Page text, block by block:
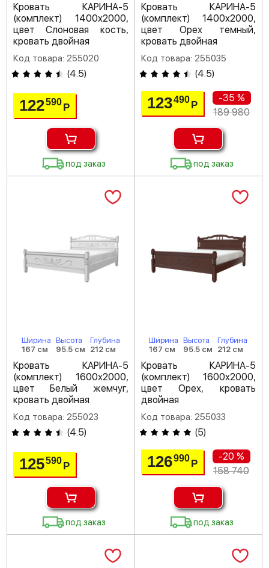
Кровать КАРИНА-5
(комплект) 1400х2000,
цвет Слоновая кость,
кровать двойная
Код товара: 255020
(4.5)
122590Р
под заказ
Кровать КАРИНА-5
(комплект) 1400х2000,
цвет Орех темный,
кровать двойная
Код товара: 255035
(4.5)
123490 Р
-35 %
189 980
под заказ
Ширина
167 см
Высота
95.5 см
Глубина
212 см
Кровать КАРИНА-5
(комплект) 1600х2000,
цвет Белый жемчуг,
кровать двойная
Код товара: 255023
(4.5)
125590Р
под заказ
Ширина
167 см
Высота
95.5 см
Глубина
212 см
Кровать КАРИНА-5
(комплект) 1600х2000,
цвет Орех, кровать
двойная
Код товара: 255033
(5)
126990 Р
-20 %
158 740
под заказ